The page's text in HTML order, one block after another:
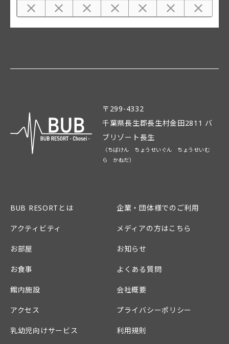
〒299-4332
千葉県長生郡長生村金田2811 バ
ブリゾート長生
（ちばけん ちょうせいぐん ちょうせいむ
ら かねだ）
BUB RESORTとは
アクティビティ
お部屋
お食事
館内施設
アクセス
乳幼児向けサービス
企業・団体様でのご利用
メディアの方はこちら
お知らせ
よくある質問
会社概要
プライバシーポリシー
利用規則